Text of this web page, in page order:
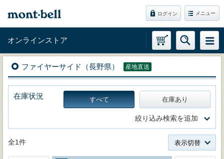
ログイン メニュー
オンラインストア
ファイヤーサイド（長野県） 産地直送
在庫状況 すべて 在庫あり
絞り込み検索を追加
全1件 表示切替